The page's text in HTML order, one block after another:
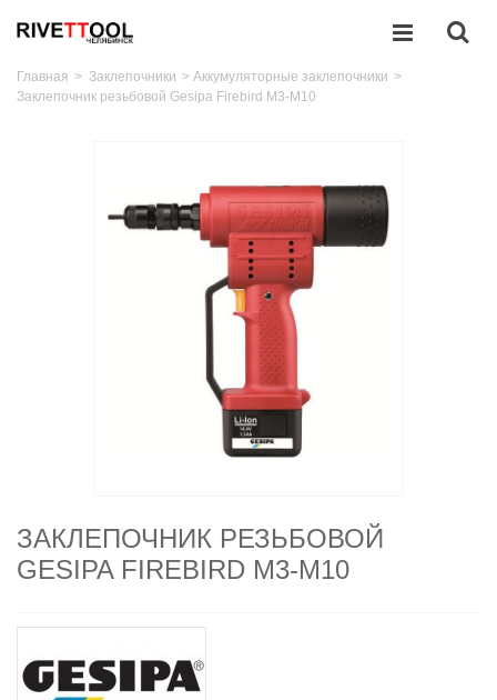
Главная > Заклепочники > Аккумуляторные заклепочники >
Заклепочник резьбовой Gesipa Firebird M3-M10
ЗАКЛЕПОЧНИК РЕЗЬБОВОЙ
GESIPA FIREBIRD M3-M10